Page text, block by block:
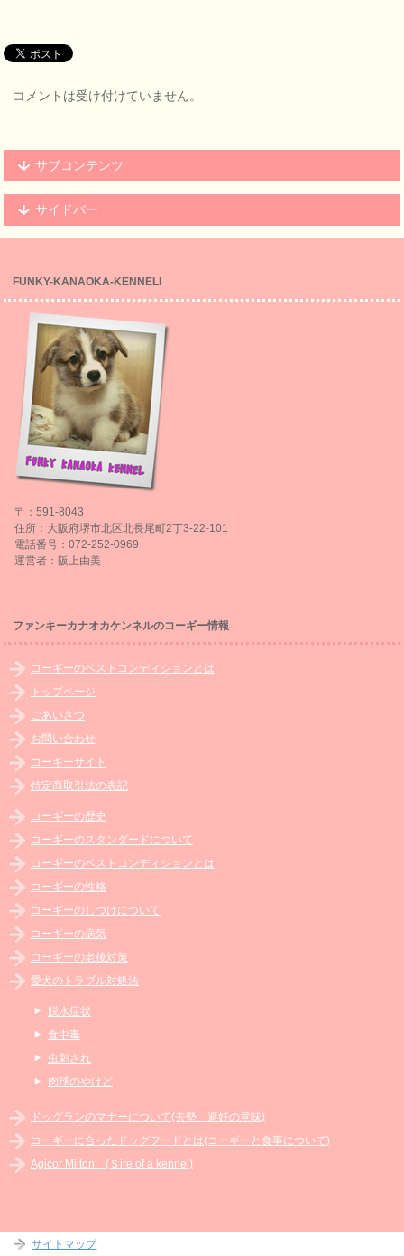
コメントは受け付けていません。
サブコンテンツ
サイドバー
FUNKY-KANAOKA-KENNELl
〒：591-8043
住所：大阪府堺市北区北長尾町2丁3-22-101
電話番号：072-252-0969
運営者：阪上由美
ファンキーカナオカケンネルのコーギー情報
コーギーのベストコンディションとは
トップページ
ごあいさつ
お問い合わせ
コーギーサイト
特定商取引法の表記
コーギーの歴史
コーギーのスタンダードについて
コーギーのベストコンディションとは
コーギーの性格
コーギーのしつけについて
コーギーの病気
コーギーの老後対策
愛犬のトラブル対処法
脱水症状
食中毒
虫刺され
肉球のやけど
ドッグランのマナーについて(去勢、避妊の意味)
コーギーに合ったドッグフードとは(コーギーと食事について)
Agicor Milton (Ｓire of a kennel)
サイトマップ